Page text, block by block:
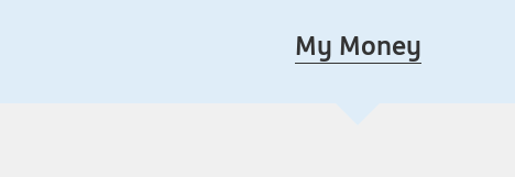
My Money